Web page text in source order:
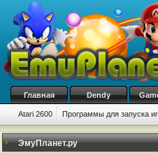
Главная Dendy
Atari 2600 Программы для запуска
ЭмуПланет.ру